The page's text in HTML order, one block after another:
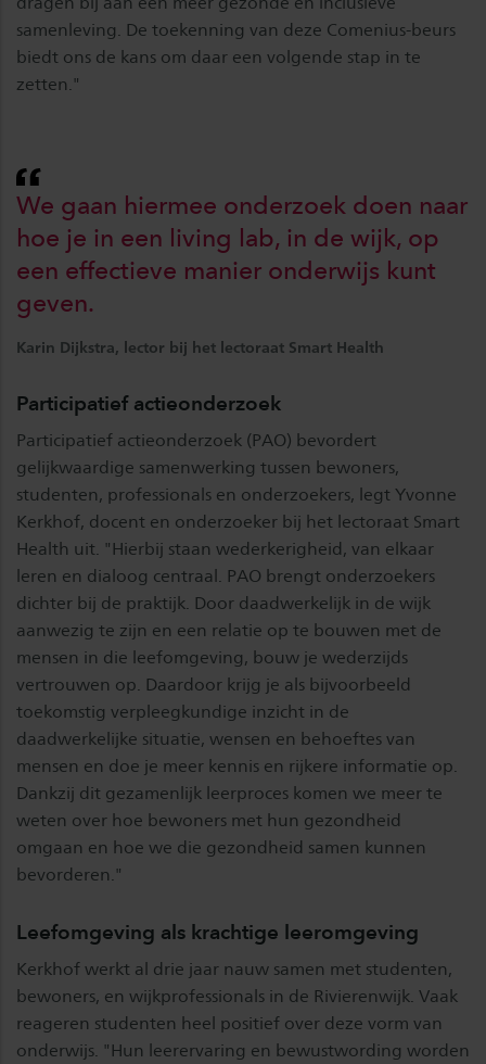
samenleving. De toekenning van deze Comenius-beurs
biedt ons de kans om daar een volgende stap in te
zetten."
We gaan hiermee onderzoek doen naar
hoe je in een living lab, in de wijk, op
een effectieve manier onderwijs kunt
geven.
Karin Dijkstra, lector bij het lectoraat Smart Health
Participatief actieonderzoek
Participatief actieonderzoek (PAO) bevordert
gelijkwaardige samenwerking tussen bewoners,
studenten, professionals en onderzoekers, legt Yvonne
Kerkhof, docent en onderzoeker bij het lectoraat Smart
Health uit. "Hierbij staan wederkerigheid, van elkaar
leren en dialoog centraal. PAO brengt onderzoekers
dichter bij de praktijk. Door daadwerkelijk in de wijk
aanwezig te zijn en een relatie op te bouwen met de
mensen in die leefomgeving, bouw je wederzijds
vertrouwen op. Daardoor krijg je als bijvoorbeeld
toekomstig verpleegkundige inzicht in de
daadwerkelijke situatie, wensen en behoeftes van
mensen en doe je meer kennis en rijkere informatie op.
Dankzij dit gezamenlijk leerproces komen we meer te
weten over hoe bewoners met hun gezondheid
omgaan en hoe we die gezondheid samen kunnen
bevorderen."
Leefomgeving als krachtige leeromgeving
Kerkhof werkt al drie jaar nauw samen met studenten,
bewoners, en wijkprofessionals in de Rivierenwijk. Vaak
reageren studenten heel positief over deze vorm van
onderwijs. "Hun leerervaring en bewustwording worden